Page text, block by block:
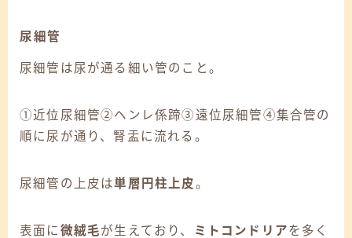
尿細管
尿細管は尿が通る細い管のこと。
①近位尿細管②ヘンレ係蹄③遠位尿細管④集合管の
順に尿が通り、腎盂に流れる。
尿細管の上皮は単層円柱上皮。
表面に 微絨毛が生えており、 ミトコンドリアを多く